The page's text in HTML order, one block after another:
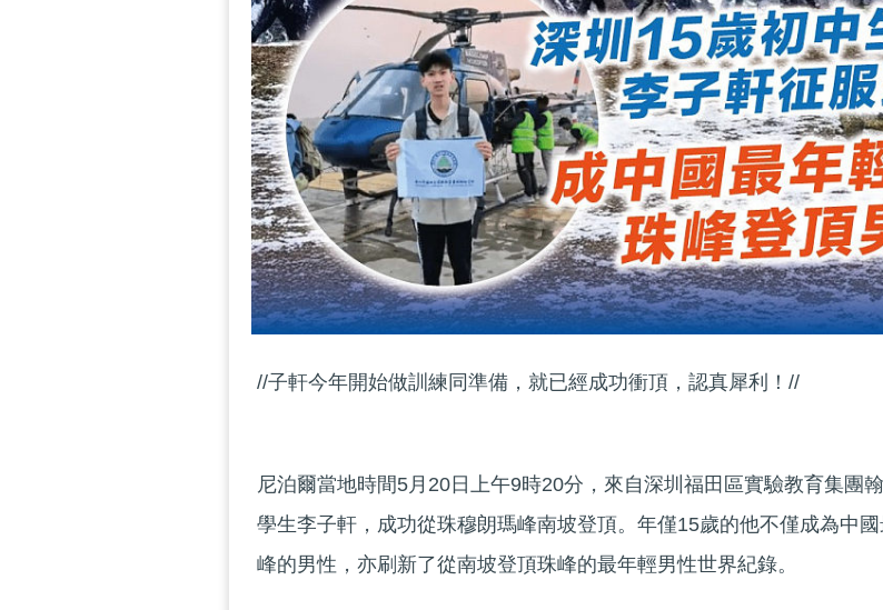
//子軒今年開始做訓練同準備，就已經成功衝頂，認真犀利！//
尼泊爾當地時間5月20日上午9時20分，來自深圳福田區實驗教育集團
學生李子軒，成功從珠穆朗瑪峰南坡登頂。年僅15歲的他不僅成為中
峰的男性，亦刷新了從南坡登頂珠峰的最年輕男性世界紀錄。